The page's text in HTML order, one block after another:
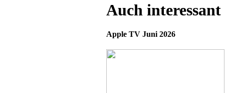
Auch interessant
Apple TV Juni 2026